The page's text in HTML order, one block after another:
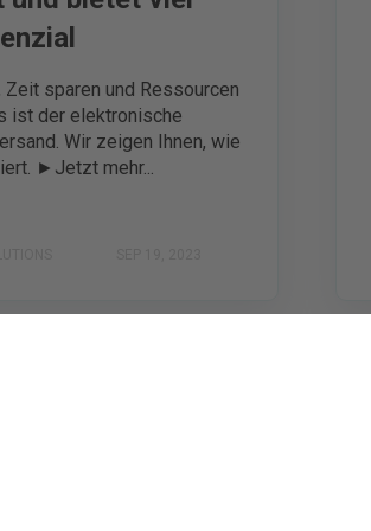
Zeit sparen und Ressourcen
ist der elektronische
Wir zeigen Ihnen, wie
►Jetzt mehr...